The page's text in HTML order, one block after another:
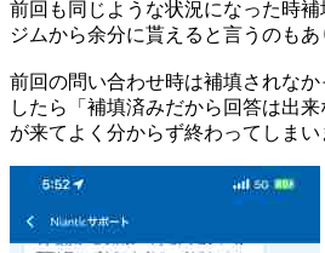
前回も同じような状況になった時補
ジムから余分に貰えると言うのも
前回の問い合わせ時は補填されな
したら「補填済みだから回答は出
が来てよく分からず終わってしまい